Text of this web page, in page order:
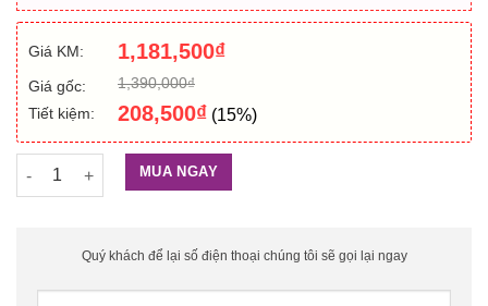
Giá KM: 1,181,500₫
Giá gốc: 1,390,000₫
Tiết kiệm:
208,500₫ (15%)
Nút ấn camera chuông cửa Hikvision DS-KB2411-IM số lượng
MUA NGAY
Quý khách để lại số điện thoại chúng tôi sẽ gọi lại ngay